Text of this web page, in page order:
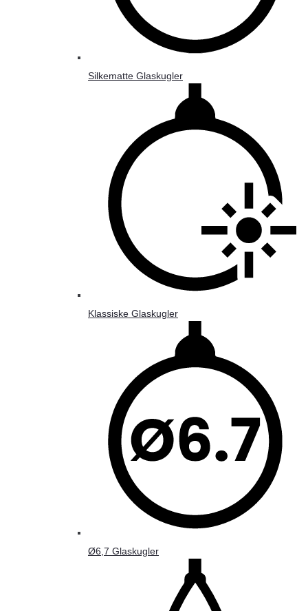
Silkematte Glaskugler
Klassiske Glaskugler
Ø6,7 Glaskugler